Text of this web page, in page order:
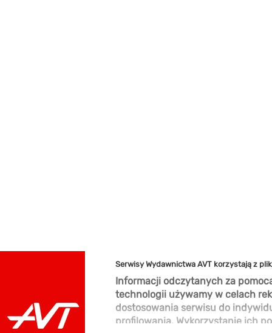
Serwisy Wydawnictwa AVT korzystają z
Informacji odczytanych za
technologii używamy w celach
dostosowania serwisu do
profilowania. Wykorzystanie ich